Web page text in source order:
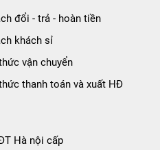
đổi - trả - hoàn tiền
khách sỉ
vận chuyển
thanh toán và xuất HĐ
Hà nội cấp